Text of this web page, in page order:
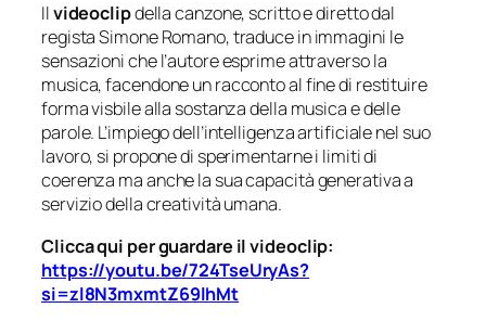
Ilvideoclipdella canzone, scritto e diretto dal
regista Simone Romano, traduce in immagini le
sensazioni che l’autore esprime attraverso la
musica, facendone un racconto al fine di restituire
forma visbile alla sostanza della musica e delle
parole. L’impiego dell’intelligenza artificiale nel suo
lavoro, si propone di sperimentarne i limiti di
coerenza ma anche la sua capacità generativa a
servizio della creatività umana.
Clicca qui per guardare il videoclip:
https://youtu.be/724TseUryAs?
si=zl8N3mxmtZ69lhMt